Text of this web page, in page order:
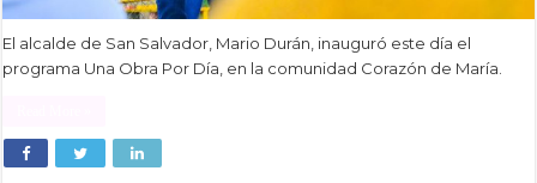
El alcalde de San Salvador, Mario Durán, inauguró este día el
programa Una Obra Por Día, en la comunidad Corazón de María.